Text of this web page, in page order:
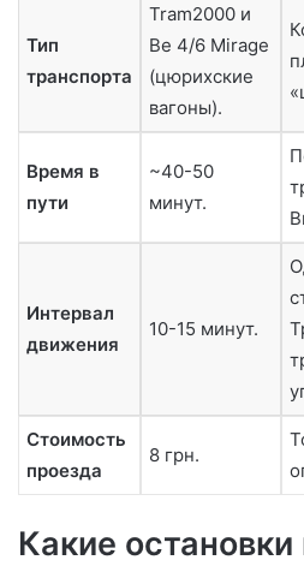
Тип
транспорта
Tram2000 и
Be 4/6 Mirage
(цюрихские
вагоны).
Время в
пути
~40-50
минут.
Интервал
движения
10-15 минут.
Стоимость
проезда
8 грн.
Какие